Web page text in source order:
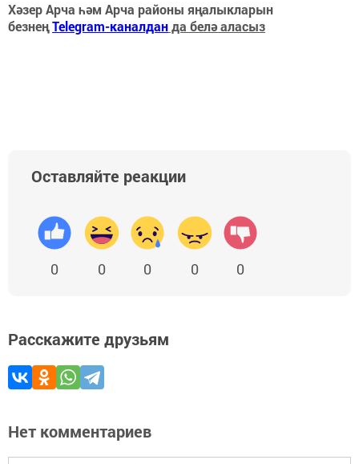
Хәзер Арча һәм Арча районы яңалыкларын
безнеңTelegram-каналданда белә аласыз
Оставляйте реакции
0 0 0 0 0
Расскажите друзьям
Нет комментариев